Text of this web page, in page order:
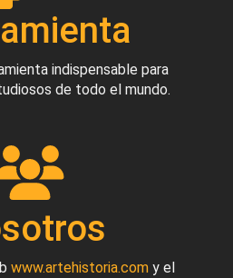
indispensable para
de todo el mundo.
www.artehistoria.com y el